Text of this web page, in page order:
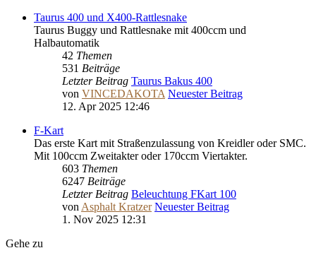
Taurus 400 und X400-Rattlesnake
Taurus Buggy und Rattlesnake mit 400ccm und
Halbautomatik
42 Themen
531 Beiträge
Letzter Beitrag Taurus Bakus 400
von VINCEDAKOTA Neuester Beitrag
12. Apr 2025 12:46
F-Kart
Das erste Kart mit Straßenzulassung von Kreidler oder SMC.
Mit 100ccm Zweitakter oder 170ccm Viertakter.
603 Themen
6247 Beiträge
Letzter Beitrag Beleuchtung FKart 100
von Asphalt Kratzer Neuester Beitrag
1. Nov 2025 12:31
Gehe zu